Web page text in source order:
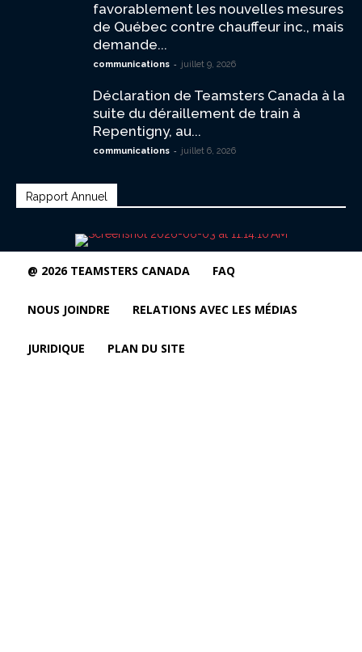
favorablement les nouvelles mesures
de Québec contre chauffeur inc., mais
demande...
communications - juillet 9, 2026
Déclaration de Teamsters Canada à la
suite du déraillement de train à
Repentigny, au...
communications - juillet 6, 2026
Rapport Annuel
@ 2026 TEAMSTERS CANADA FAQ
NOUS JOINDRE RELATIONS AVEC LES MÉDIAS
JURIDIQUE PLAN DU SITE